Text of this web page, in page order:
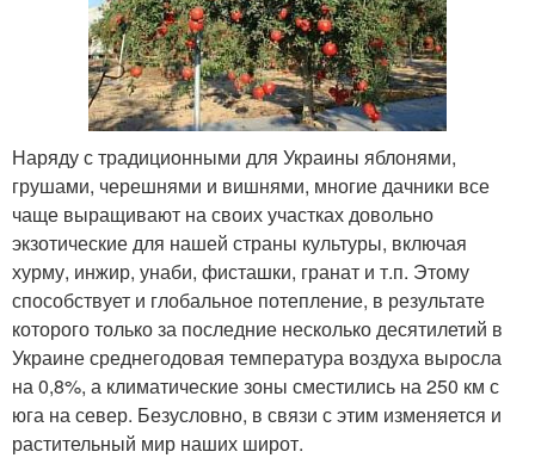
Наряду с традиционными для Украины яблонями,
грушами, черешнями и вишнями, многие дачники все
чаще выращивают на своих участках довольно
экзотические для нашей страны культуры, включая
хурму, инжир, унаби, фисташки, гранат и т.п. Этому
способствует и глобальное потепление, в результате
которого только за последние несколько десятилетий в
Украине среднегодовая температура воздуха выросла
на 0,8%, а климатические зоны сместились на 250 км с
юга на север. Безусловно, в связи с этим изменяется и
растительный мир наших широт.